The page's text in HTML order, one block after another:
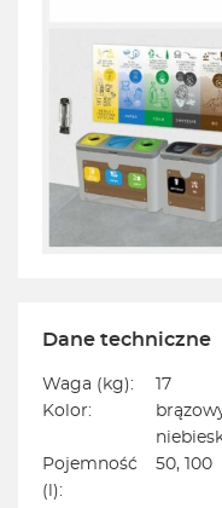
Dane techniczne
Waga (kg):
17
Kolor:
Pojemność
(l):
50, 100